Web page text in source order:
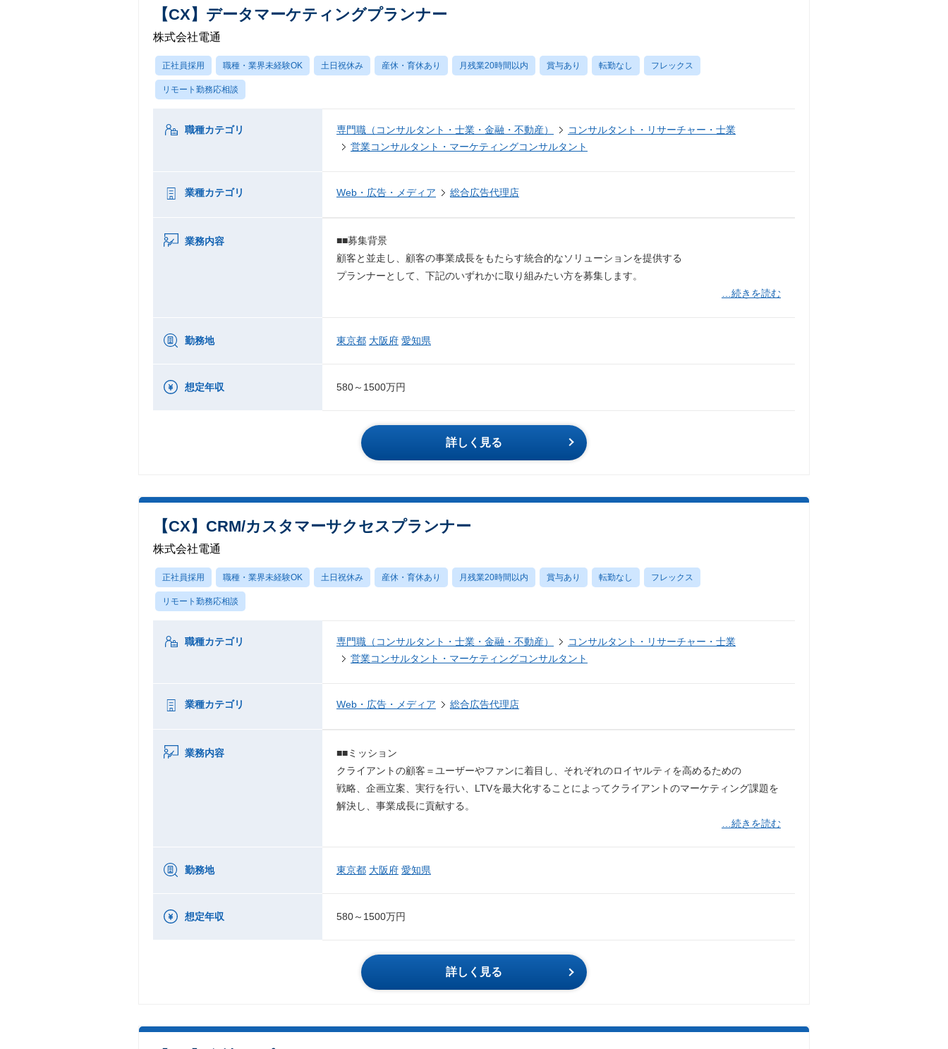
【CX】データマーケティングプランナー
株式会社電通
正社員採用 職種・業界未経験OK 土日祝休み 産休・育休あり 月残業20時間以内 賞与あり 転勤なし フレックス
リモート勤務応相談
職種カテゴリ 専門職（コンサルタント・士業・金融・不動産）
コンサルタント・リサーチャー・士業
営業コンサルタント・マーケティングコンサルタント
業種カテゴリ Web・広告・メディア 総合広告代理店
業務内容
■■募集背景
顧客と並走し、顧客の事業成長をもたらす統合的なソリューションを提供する
プランナーとして、下記のいずれかに取り組みたい方を募集します。
…続きを読む
勤務地 東京都 大阪府 愛知県
想定年収 580～1500万円
詳しく見る
【CX】CRM/カスタマーサクセスプランナー
株式会社電通
正社員採用 職種・業界未経験OK 土日祝休み 産休・育休あり 月残業20時間以内 賞与あり 転勤なし フレックス
リモート勤務応相談
職種カテゴリ 専門職（コンサルタント・士業・金融・不動産）
コンサルタント・リサーチャー・士業
営業コンサルタント・マーケティングコンサルタント
業種カテゴリ Web・広告・メディア 総合広告代理店
業務内容
■■ミッション
クライアントの顧客＝ユーザーやファンに着目し、それぞれのロイヤルティを高めるための
戦略、企画立案、実行を行い、LTVを最大化することによってクライアントのマーケティング課題を
解決し、事業成長に貢献する。
…続きを読む
勤務地 東京都 大阪府 愛知県
想定年収 580～1500万円
詳しく見る